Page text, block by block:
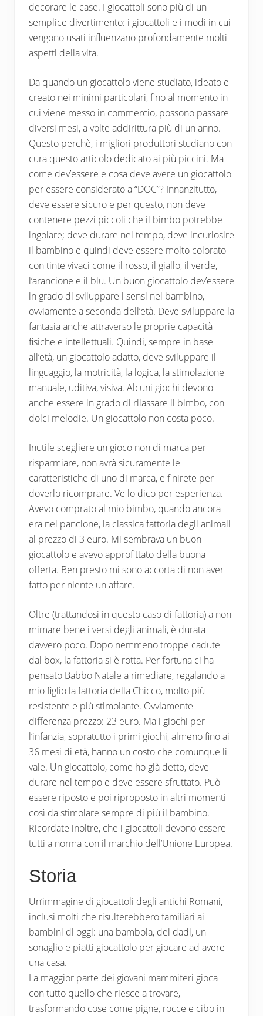
decorare le case. I giocattoli sono più di un
semplice divertimento: i giocattoli e i modi in cui
vengono usati influenzano profondamente molti
aspetti della vita.
Da quando un giocattolo viene studiato, ideato e
creato nei minimi particolari, fino al momento in
cui viene messo in commercio, possono passare
diversi mesi, a volte addirittura più di un anno.
Questo perchè, i migliori produttori studiano con
cura questo articolo dedicato ai più piccini. Ma
come dev’essere e cosa deve avere un giocattolo
per essere considerato a “DOC”? Innanzitutto,
deve essere sicuro e per questo, non deve
contenere pezzi piccoli che il bimbo potrebbe
ingoiare; deve durare nel tempo, deve incuriosire
il bambino e quindi deve essere molto colorato
con tinte vivaci come il rosso, il giallo, il verde,
l’arancione e il blu. Un buon giocattolo dev’essere
in grado di sviluppare i sensi nel bambino,
ovviamente a seconda dell’età. Deve sviluppare la
fantasia anche attraverso le proprie capacità
fisiche e intellettuali. Quindi, sempre in base
all’età, un giocattolo adatto, deve sviluppare il
linguaggio, la motricità, la logica, la stimolazione
manuale, uditiva, visiva. Alcuni giochi devono
anche essere in grado di rilassare il bimbo, con
dolci melodie. Un giocattolo non costa poco.
Inutile scegliere un gioco non di marca per
risparmiare, non avrà sicuramente le
caratteristiche di uno di marca, e finirete per
doverlo ricomprare. Ve lo dico per esperienza.
Avevo comprato al mio bimbo, quando ancora
era nel pancione, la classica fattoria degli animali
al prezzo di 3 euro. Mi sembrava un buon
giocattolo e avevo approfittato della buona
offerta. Ben presto mi sono accorta di non aver
fatto per niente un affare.
Oltre (trattandosi in questo caso di fattoria) a non
mimare bene i versi degli animali, è durata
davvero poco. Dopo nemmeno troppe cadute
dal box, la fattoria si è rotta. Per fortuna ci ha
pensato Babbo Natale a rimediare, regalando a
mio figlio la fattoria della Chicco, molto più
resistente e più stimolante. Ovviamente
differenza prezzo: 23 euro. Ma i giochi per
l’infanzia, sopratutto i primi giochi, almeno fino ai
36 mesi di età, hanno un costo che comunque li
vale. Un giocattolo, come ho già detto, deve
durare nel tempo e deve essere sfruttato. Può
essere riposto e poi riproposto in altri momenti
così da stimolare sempre di più il bambino.
Ricordate inoltre, che i giocattoli devono essere
tutti a norma con il marchio dell’Unione Europea.
Storia
Un’immagine di giocattoli degli antichi Romani,
inclusi molti che risulterebbero familiari ai
bambini di oggi: una bambola, dei dadi, un
sonaglio e piatti giocattolo per giocare ad avere
una casa.
La maggior parte dei giovani mammiferi gioca
con tutto quello che riesce a trovare,
trasformando cose come pigne, rocce e cibo in